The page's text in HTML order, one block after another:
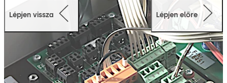
Lépjen vissza Lépjen előre